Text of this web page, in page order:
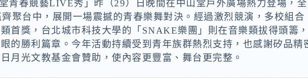
青春競藝LIVE秀」昨（29）日晚間在中山堂戶外廣場熱力登場，全
聚台中，展開一場震撼的青春樂舞對決。經過激烈競演，多校組合
類首獎，台北城市科技大學的「SNAKE樂團」則在音樂類拔得頭籌
的勝利篇章。今年活動持續受到青年族群熱烈支持，也感謝矽品精
月光文教基金會贊助，使內容更豐富、舞台更完整。